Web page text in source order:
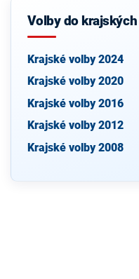
Volby do
Krajské volby 2024
Krajské volby 2020
Krajské volby 2016
Krajské volby 2012
Krajské volby 2008